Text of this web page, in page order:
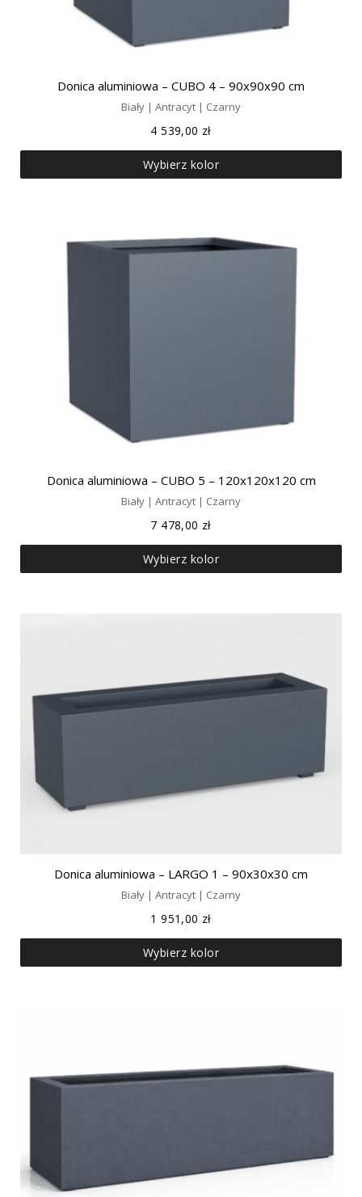
Donica aluminiowa – CUBO 4 – 90x90x90 cm
Biały | Antracyt | Czarny
4 539,00 zł
Wybierz kolor
Donica aluminiowa – CUBO 5 – 120x120x120 cm
Biały | Antracyt | Czarny
7 478,00 zł
Wybierz kolor
Donica aluminiowa – LARGO 1 – 90x30x30 cm
Biały | Antracyt | Czarny
1 951,00 zł
Wybierz kolor